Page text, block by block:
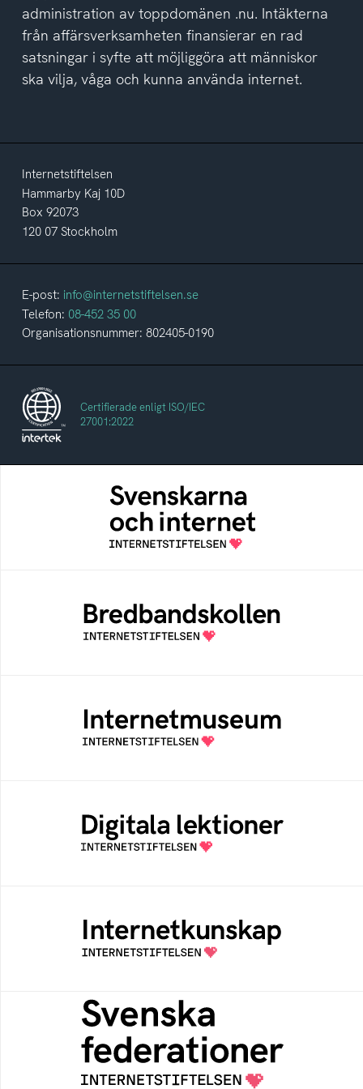
administration av toppdomänen .nu. Intäkterna
från affärsverksamheten finansierar en rad
satsningar i syfte att möjliggöra att människor
ska vilja, våga och kunna använda internet.
Internetstiftelsen
Hammarby Kaj 10D
Box 92073
120 07 Stockholm
E-post: info@internetstiftelsen.se
Telefon: 08-452 35 00
Organisationsnummer: 802405-0190
Certifierade enligt ISO/IEC
27001:2022
Svenskarna och internet
En årlig studie av svenska folkets
internetvanor
Bredbandskollen är ett oberoende
konsumentverktyg som drivs av
Internetstiftelsen
Ett digitalt museum som byggts, och kureras
av Internetstiftelsen
Öppen digital lärresurs med färdiga lektioner
för alla stadier i grundskolan
Samlad kunskap som hjälper dig att bli en
säker och medveten internetanvändare
Svenska federationer
Grunden för medlemskap i en sektors- eller
kontextspecifik federation